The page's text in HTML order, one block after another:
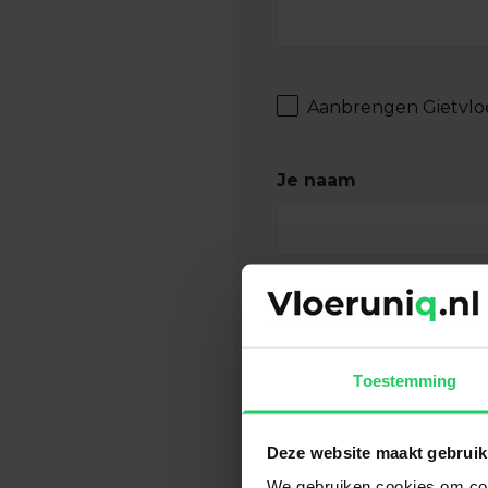
Toestemming
Deze website maakt
Aanbrengen
Je naam
Je telefoonnummer
Woonplaats